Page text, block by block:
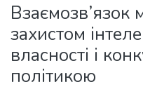
Statistics
Взаємозв’язок
захистом
власності і
політикою